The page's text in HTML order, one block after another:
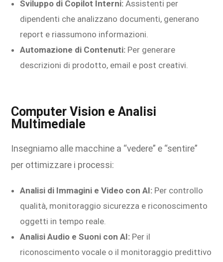
Sviluppo di Copilot Interni: Assistenti per
dipendenti che analizzano documenti, generano
report e riassumono informazioni.
Automazione di Contenuti: Per generare
descrizioni di prodotto, email e post creativi.
Computer Vision e Analisi
Multimediale
Insegniamo alle macchine a “vedere” e “sentire”
per ottimizzare i processi:
Analisi di Immagini e Video con AI: Per controllo
qualità, monitoraggio sicurezza e riconoscimento
oggetti in tempo reale.
Analisi Audio e Suoni con AI: Per il
riconoscimento vocale o il monitoraggio predittivo